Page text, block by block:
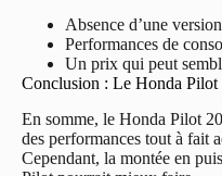
Absence d’une
Performances de
Un prix qui peut
Conclusion : Le Honda
En somme, le Honda Pilot
des performances tout à fait
Cependant, la montée en